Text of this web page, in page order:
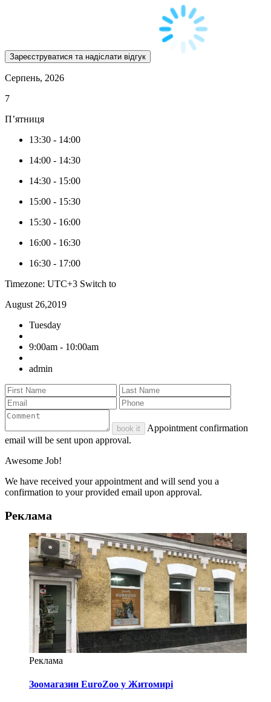
Серпень, 2026
7
П’ятниця
13:30 - 14:00
14:00 - 14:30
14:30 - 15:00
15:00 - 15:30
15:30 - 16:00
16:00 - 16:30
16:30 - 17:00
Timezone: UTC+3 Switch to
August 26,2019
Tuesday
9:00am - 10:00am
admin
book it
Appointment confirmation
email will be sent upon approval.
Awesome Job!
We have received your appointment and will send you a
confirmation to your provided email upon approval.
Реклама
Реклама
Зоомагазин EuroZoo у Житомирі